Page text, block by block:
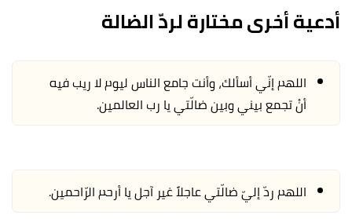
أدعية أخرى مختارة لردّ الضالة
اللهم إنّي أسألك، وأنت جامع الناس ليوم لا ريب فيه
أنْ تجمع بيني وبين ضالّتي يا رب العالمين.
اللهم ردّ إليّ ضالّتي عاجلاً غير آجل يا أرحم الرّاحمين.